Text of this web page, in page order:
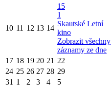
10 11 12 13 14
15
1
Skautské Letní
kino
Zobrazit všechny
záznamy ze dne
17 18 19 20 21 22
24 25 26 27 28 29
31 1 2 3 4 5